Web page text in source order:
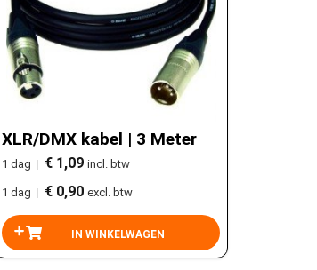
XLR/DMX kabel | 3 Meter
1 dag | € 1,09 incl. btw
1 dag | € 0,90 excl. btw